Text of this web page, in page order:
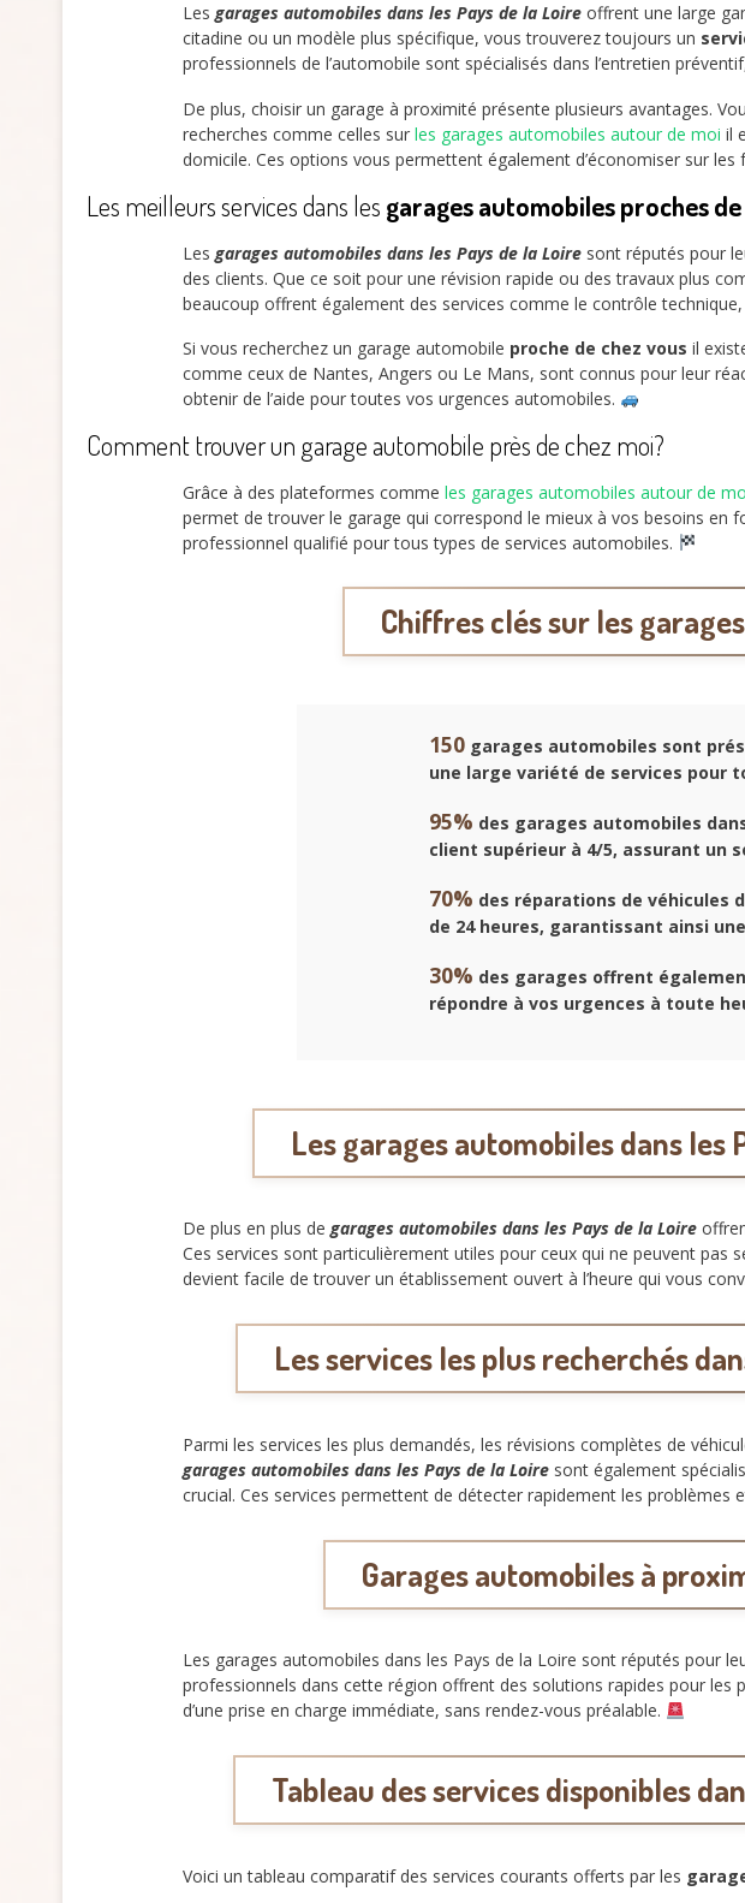
Lesgarages automobiles dans les Pays de la Loire offrent une large
citadine ou un modèle plus spécifique, vous trouverez toujours un
professionnels de l’automobile sont spécialisés dans l’entretien
De plus, choisir un garage à proximité présente plusieurs avantages.
recherches comme celles sur les garages automobiles autour de moi il
domicile. Ces options vous permettent également d’économiser sur les
Les meilleurs services dans les garages automobiles proches
Les garages automobiles dans les Pays de la Loire sont réputés pour
des clients. Que ce soit pour une révision rapide ou des travaux plus
beaucoup offrent également des services comme le contrôle
Si vous recherchez un garage automobile proche de chez vous il
comme ceux de Nantes, Angers ou Le Mans, sont connus pour leur
obtenir de l’aide pour toutes vos urgences automobiles.
Comment trouver un garage automobile près de chez moi?
Grâce à des plateformes comme les garages automobiles autour de
permet de trouver le garage qui correspond le mieux à vos besoins en
professionnel qualifié pour tous types de services automobiles.
Chiffres clés sur les
150 garages automobiles sont
une large variété de services pour
95% des garages automobiles
client supérieur à 4/5, assurant un
70% des réparations de véhicules
de 24 heures, garantissant ainsi
30% des garages offrent
répondre à vos urgences à toute
Les garages automobiles dans
De plus en plus degarages automobiles dans les Pays de la Loire
Ces services sont particulièrement utiles pour ceux qui ne peuvent pas
devient facile de trouver un établissement ouvert à l’heure qui vous
Les services les plus recherchés
Parmi les services les plus demandés, les révisions complètes de
garages automobiles dans les Pays de la Loire sont également
crucial. Ces services permettent de détecter rapidement les problèmes
Garages automobiles à
Les garages automobiles dans les Pays de la Loire sont réputés pour
professionnels dans cette région offrent des solutions rapides pour les
d’une prise en charge immédiate, sans rendez-vous préalable.
Tableau des services disponibles
Voici un tableau comparatif des services courants offerts par les